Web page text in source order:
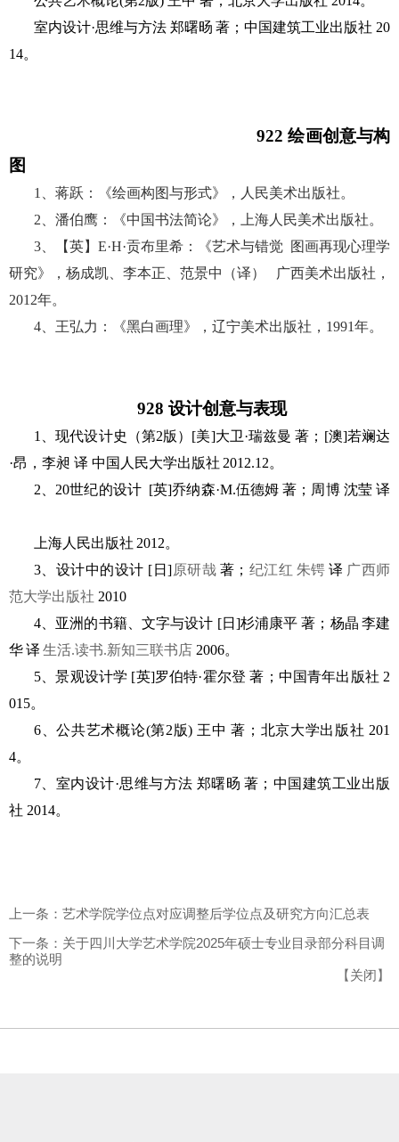
室内设计·思维与方法 郑曙旸 著 ； 中国建筑工业出版社 20
14。
922 绘画创意与构
图
1、蒋跃：《绘画构图与形式》，人民美术出版社。
2、潘伯鹰：《中国书法简论》，上海人民美术出版社。
3、【英】E·H·贡布里希：《艺术与错觉 图画再现心理学
研究》，杨成凯、李本正、范景中（译） 广西美术出版社，
2012年。
4、王弘力：《黑白画理》，辽宁美术出版社，1991年。
928 设计创意与表现
1、现代设计史（第2版） [美]大卫·瑞兹曼 著； [澳]若斓达
·昂，李昶 译 中国人民大学出版社 2012.12。
2、 20世纪的设计 [英]乔纳森·M.伍德姆 著； 周博 沈莹 译
上海人民出版社 2012。
3、 设计中的设计 [日]原研哉 著 ； 纪江红 朱锷 译 广西师
范大学出版社 2010
4、 亚洲的书籍、文字与设计 [日]杉浦康平著 ； 杨晶 李建
华译 生活.读书.新知三联书店 2006。
5、景观设计学 [英]罗伯特·霍尔登 著； 中国青年出版社 2
015。
6、公共艺术概论(第2版) 王中 著； 北京大学出版社 201
4。
7、 室内设计·思维与方法 郑曙旸 著 ； 中国建筑工业出版
社 2014。
上一条：艺术学院学位点对应调整后学位点及研究方向汇总表
下一条：关于四川大学艺术学院2025年硕士专业目录部分科目调
整的说明
【关闭】